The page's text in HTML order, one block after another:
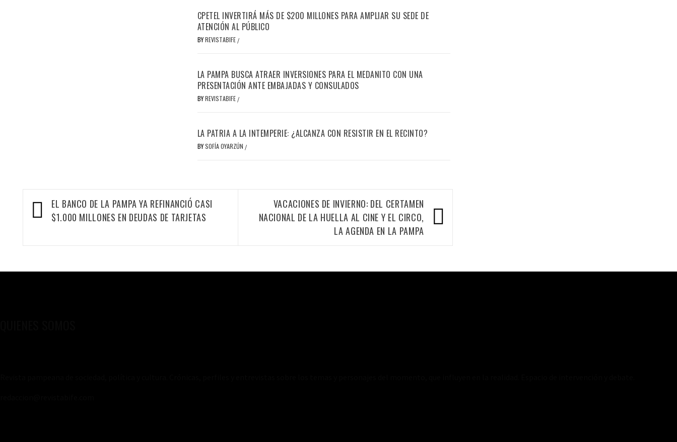
CPETEL INVERTIRÁ MÁS DE $200 MILLONES PARA AMPLIAR SU SEDE DE
ATENCIÓN AL PÚBLICO
BY REVISTABIFE /
LA PAMPA BUSCA ATRAER INVERSIONES PARA EL MEDANITO CON UNA
PRESENTACIÓN ANTE EMBAJADAS Y CONSULADOS
BY REVISTABIFE /
LA PATRIA A LA INTEMPERIE: ¿ALCANZA CON RESISTIR EN EL RECINTO?
BY SOFÍA OYARZÚN /
Navegación
de
EL BANCO DE LA PAMPA YA REFINANCIÓ CASI
$1.000 MILLONES EN DEUDAS DE TARJETAS
VACACIONES DE INVIERNO: DEL CERTAMEN
NACIONAL DE LA HUELLA AL CINE Y EL CIRCO,
LA AGENDA EN LA PAMPA